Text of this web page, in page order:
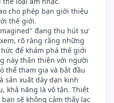
cho phép bạn giới thiệu
thế giới.
đang thu hút sự
rõ ràng rằng những
để khám phá thế giới
này thân thiện với người
thể tham gia và bắt đầu
sản xuất dày dạn kinh
khả năng là vô tận. Thiết
sẽ không cảm thấy lạc